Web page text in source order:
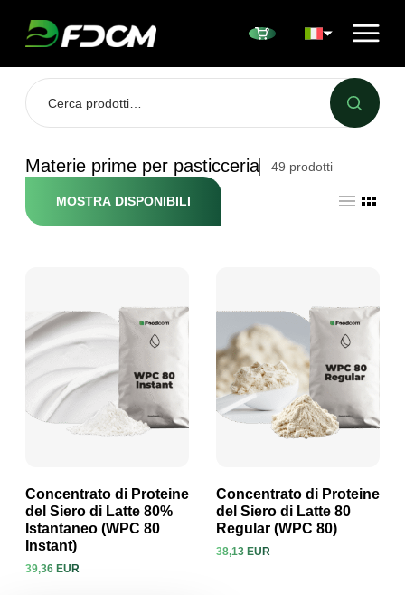
Materie prime per pasticceria 49 prodotti
MOSTRA DISPONIBILI
Visualizza prodotto
Concentrato di Proteine
del Siero di Latte 80%
Istantaneo (WPC 80
Instant)
39,36 EUR
Visualizza prodotto
Concentrato di Proteine
del Siero di Latte 80
Regular (WPC 80)
38,13 EUR